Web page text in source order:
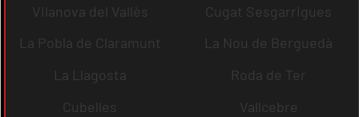
Vilanova del Vallès
Cugat Sesgarrigues
La Pobla de Claramunt
La Nou de Berguedà
La Llagosta
Roda de Ter
Cubelles
Vallcebre